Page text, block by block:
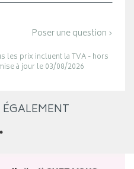
Poser une question ›
les prix incluent la TVA - hors
à jour le 03/08/2026